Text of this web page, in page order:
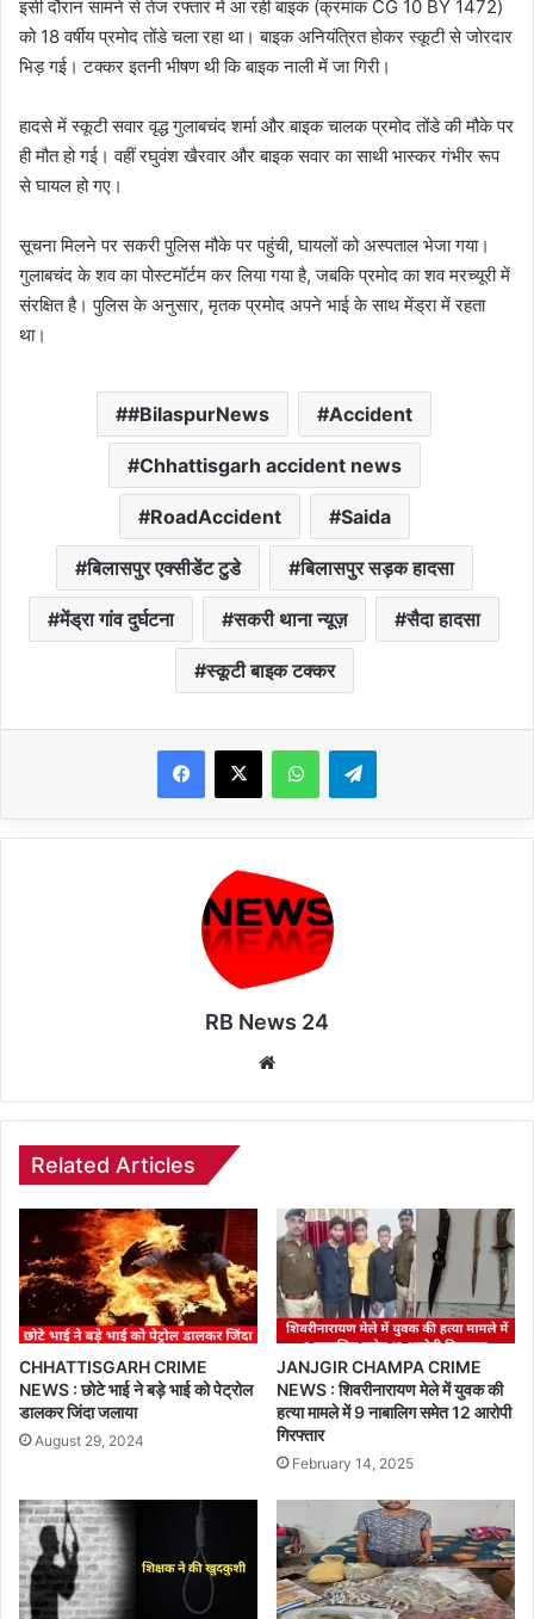
इसी दौरान सामने से तेज रफ्तार में आ रही बाइक (क्रमांक CG 10 BY 1472)
को 18 वर्षीय प्रमोद तोंडे चला रहा था। बाइक अनियंत्रित होकर स्कूटी से जोरदार
भिड़ गई। टक्कर इतनी भीषण थी कि बाइक नाली में जा गिरी।
हादसे में स्कूटी सवार वृद्ध गुलाबचंद शर्मा और बाइक चालक प्रमोद तोंडे की मौके पर
ही मौत हो गई। वहीं रघुवंश खैरवार और बाइक सवार का साथी भास्कर गंभीर रूप
से घायल हो गए।
सूचना मिलने पर सकरी पुलिस मौके पर पहुंची, घायलों को अस्पताल भेजा गया।
गुलाबचंद के शव का पोस्टमॉर्टम कर लिया गया है, जबकि प्रमोद का शव मरच्यूरी में
संरक्षित है। पुलिस के अनुसार, मृतक प्रमोद अपने भाई के साथ मेंड्रा में रहता
था।
#BilaspurNews Accident
Chhattisgarh accident news
RoadAccident Saida
बिलासपुर एक्सीडेंट टुडे बिलासपुर सड़क हादसा
मेंड्रा गांव दुर्घटना सकरी थाना न्यूज़ सैदा हादसा
स्कूटी बाइक टक्कर
WhatsAppTelegram
RB News 24
Related Articles
CHHATTISGARH CRIME
NEWS : छोटे भाई ने बड़े भाई को पेट्रोल
डालकर जिंदा जलाया
August 29, 2024
JANJGIR CHAMPA CRIME
NEWS : शिवरीनारायण मेले में युवक की
हत्या मामले में 9 नाबालिग समेत 12 आरोपी
गिरफ्तार
February 14, 2025